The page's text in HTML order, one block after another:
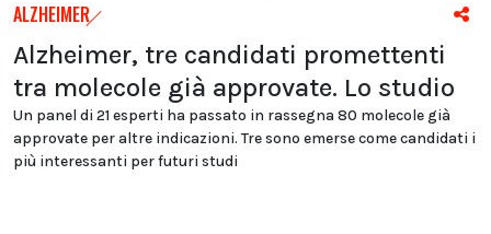
ALZHEIMER
Alzheimer, tre candidati promettenti
tra molecole già approvate. Lo studio
Un panel di 21 esperti ha passato in rassegna 80 molecole già
approvate per altre indicazioni. Tre sono emerse come candidati i
più interessanti per futuri studi